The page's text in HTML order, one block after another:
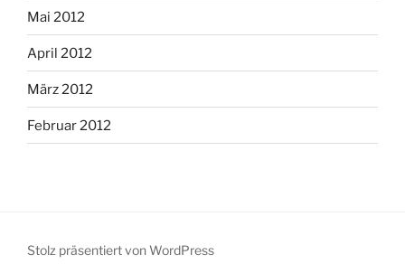
Mai 2012
April 2012
März 2012
Februar 2012
Stolz präsentiert von WordPress